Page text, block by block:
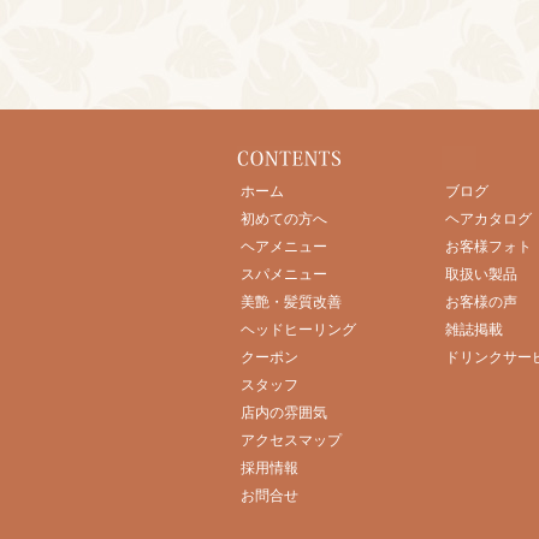
ホーム
初めての方へ
ヘアメニュー
スパメニュー
美艶・髪質改善
ヘッドヒーリング
クーポン
スタッフ
店内の雰囲気
アクセスマップ
採用情報
お問合せ
ブログ
ヘアカタログ
お客様フォト
取扱い製品
お客様の声
雑誌掲載
ドリンクサー